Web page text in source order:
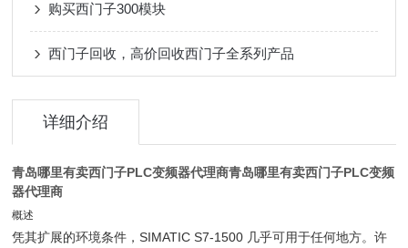
购买西门子300模块
西门子回收，高价回收西门子全系列产品
详细介绍
青岛哪里有卖西门子PLC变频器代理商青岛哪里有卖西门子PLC变频
器代理商
概述
凭其扩展的环境条件，SIMATIC S7-1500 几乎可用于任何地方。许